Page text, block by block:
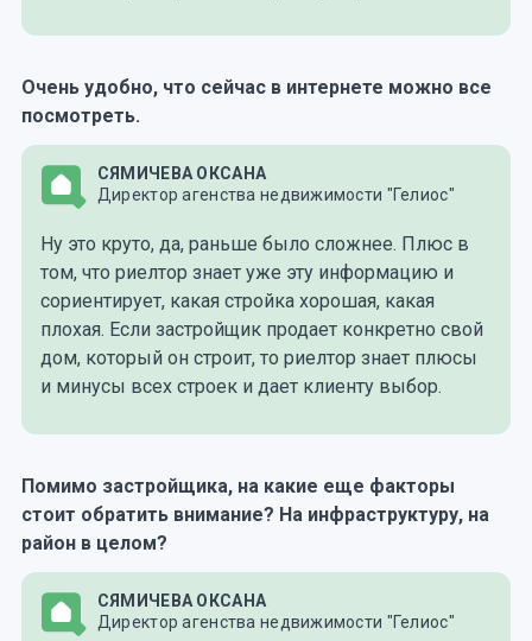
Очень удобно, что сейчас в интернете можно все
посмотреть.
СЯМИЧЕВА ОКСАНА
Директор агенства недвижимости "Гелиос"
Ну это круто, да, раньше было сложнее. Плюс в
том, что риелтор знает уже эту информацию и
сориентирует, какая стройка хорошая, какая
плохая. Если застройщик продает конкретно свой
дом, который он строит, то риелтор знает плюсы
и минусы всех строек и дает клиенту выбор.
Помимо застройщика, на какие еще факторы
стоит обратить внимание? На инфраструктуру, на
район в целом?
СЯМИЧЕВА ОКСАНА
Директор агенства недвижимости "Гелиос"